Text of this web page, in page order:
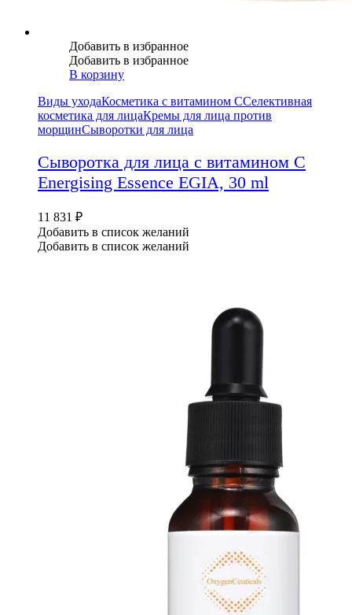
Добавить в избранное
Добавить в избранное
В корзину
Виды уходаКосметика с витамином ССелективная
косметика для лицаКремы для лица против
морщинСыворотки для лица
Сыворотка для лица с витамином С
Energising Essence EGIA, 30 ml
11 831 ₽
Добавить в список желаний
Добавить в список желаний